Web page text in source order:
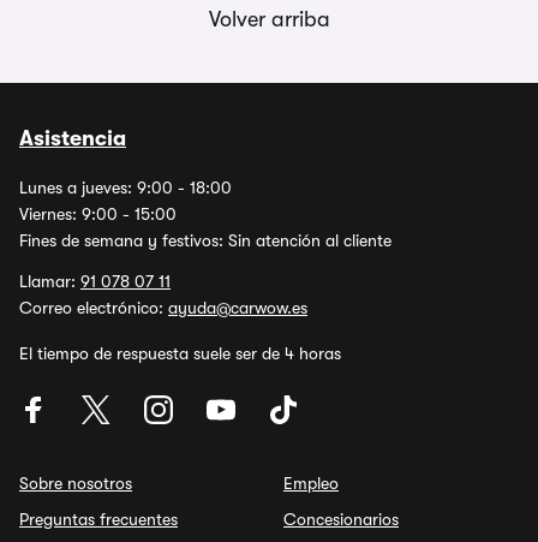
Volver arriba
Asistencia
Lunes a jueves: 9:00 - 18:00
Viernes: 9:00 - 15:00
Fines de semana y festivos: Sin atención al cliente
Llamar: 91 078 07 11
Correo electrónico: ayuda@carwow.es
El tiempo de respuesta suele ser de 4 horas
Sobre nosotros
Preguntas frecuentes
Empleo
Concesionarios